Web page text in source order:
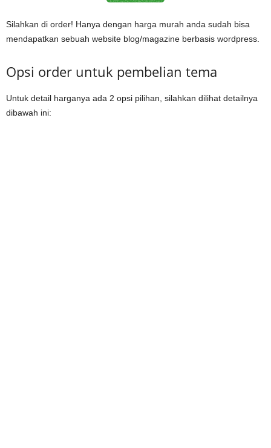
Silahkan di order! Hanya dengan harga murah anda sudah bisa
mendapatkan sebuah website blog/magazine berbasis wordpress.
Opsi order untuk pembelian tema
Untuk detail harganya ada 2 opsi pilihan, silahkan dilihat detailnya
dibawah ini: